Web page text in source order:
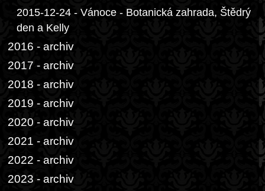
2015-12-24 - Vánoce - Botanická zahrada, Štědrý
den a Kelly
2016 - archiv
2017 - archiv
2018 - archiv
2019 - archiv
2020 - archiv
2021 - archiv
2022 - archiv
2023 - archiv